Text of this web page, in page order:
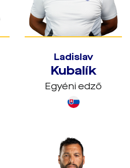
Ladislav
Kubalík
Egyéni edző